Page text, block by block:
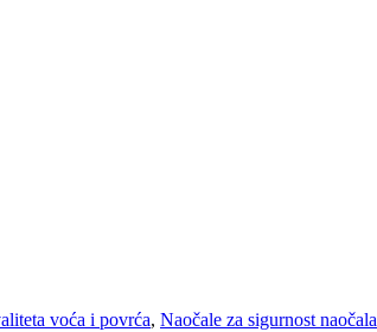
voća i povrća, Naočale za sigurnost naočala